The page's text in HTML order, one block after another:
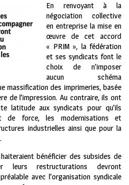
En renvoyant à la
négociation collective
en entreprise la mise en
œuvre de cet accord
« PRIM », la fédération
et ses syndicats font le
choix de n’imposer
aucun schéma
massification des imprimeries, basée
de l’impression. Au contraire, ils ont
latitude aux syndicats pour qu’ils
de force, les modernisations et
industrielles ainsi que pour la
bénéficier des subsides de
leurs restructurations devront
avec l’organisation syndicale